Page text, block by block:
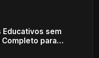
Educativos sem
Completo para